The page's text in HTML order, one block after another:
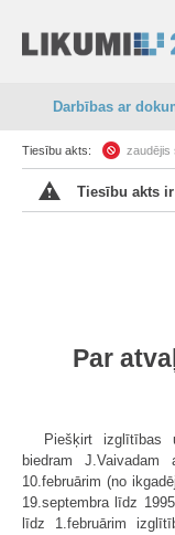
Darbības ar
Tiesību akts: zaudējis
Tiesību akts
Par
Piešķirt izglītības
biedram J.Vaivadam
10.februārim (no
19.septembra līdz
līdz 1.februārim